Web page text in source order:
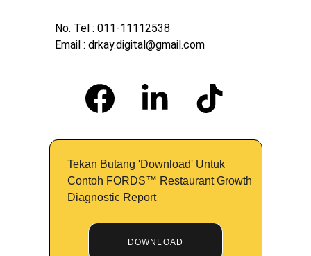
No. Tel : 011-11112538
Email : drkay.digital@gmail.com
DOWNLOAD
Tekan Butang 'Download' Untuk
Contoh FORDS™ Restaurant Growth
Diagnostic Report